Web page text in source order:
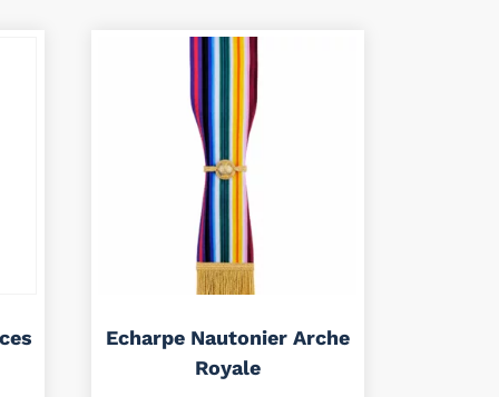
Echarpe Nautonier Arche
Royale